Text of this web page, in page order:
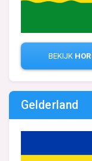
BEKIJK
Gelderland